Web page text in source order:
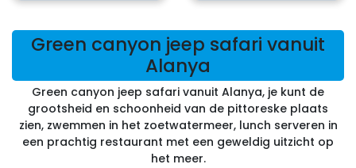
Green canyon jeep safari vanuit
Alanya
Green canyon jeep safari vanuit Alanya, je kunt de
grootsheid en schoonheid van de pittoreske plaats
zien, zwemmen in het zoetwatermeer, lunch serveren in
een prachtig restaurant met een geweldig uitzicht op
het meer.